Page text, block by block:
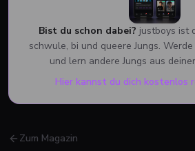
Bist du schon dabei? justboys ist
schwule, bi und queere Jungs.
und lern andere Jungs aus
Hier kannst du dich kostenlos
Zum Magazin